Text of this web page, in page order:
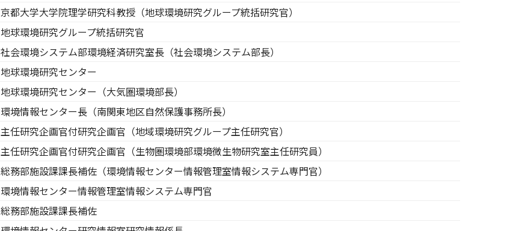
京都大学大学院理学研究科教授（地球環境研究グループ統括研究官）
地球環境研究グループ統括研究官
社会環境システム部環境経済研究室長（社会環境システム部長）
地球環境研究センター
地球環境研究センター（大気圏環境部長）
環境情報センター長（南関東地区自然保護事務所長）
主任研究企画官付研究企画官（地域環境研究グループ主任研究官）
主任研究企画官付研究企画官（生物圏環境部環境微生物研究室主任研究員）
総務部施設課課長補佐（環境情報センター情報管理室情報システム専門官）
環境情報センター情報管理室情報システム専門官
総務部施設課課長補佐